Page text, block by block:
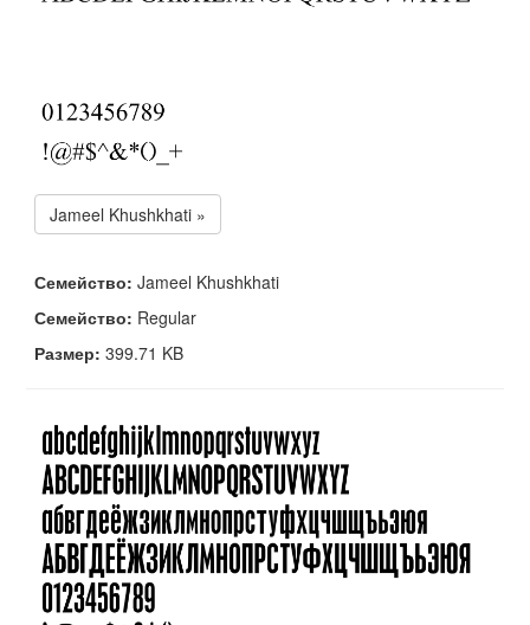
Jameel Khushkhati »
Семейство: Jameel Khushkhati
Семейство: Regular
Размер: 399.71 KB